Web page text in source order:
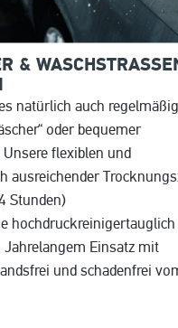
& WASCHSTRASSEN
natürlich auch
oder bequemer
flexiblen und
ausreichender
Stunden)
hochdruckreinigertauglich
Einsatz mit
und schadenfrei